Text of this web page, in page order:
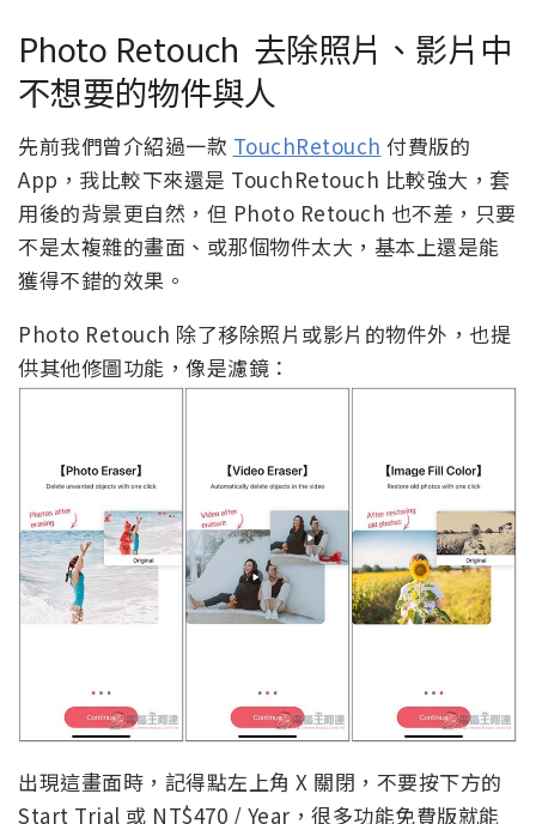
Photo Retouch 去除照片、影片中
不想要的物件與人
先前我們曾介紹過一款 TouchRetouch 付費版的
App，我比較下來還是 TouchRetouch 比較強大，套
用後的背景更自然，但 Photo Retouch 也不差，只要
不是太複雜的畫面、或那個物件太大，基本上還是能
獲得不錯的效果。
Photo Retouch 除了移除照片或影片的物件外，也提
供其他修圖功能，像是濾鏡：
出現這畫面時，記得點左上角 X 關閉，不要按下方的
Start Trial 或 NT$470 / Year，很多功能免費版就能